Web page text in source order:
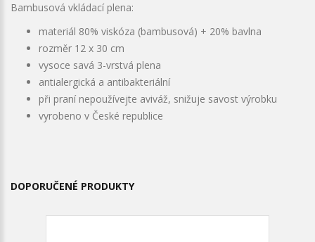
Bambusová vkládací plena:
materiál 80% viskóza (bambusová) + 20% bavlna
rozměr 12 x 30 cm
vysoce savá 3-vrstvá plena
antialergická a antibakteriální
při praní nepoužívejte aviváž, snižuje savost výrobku
vyrobeno v České republice
DOPORUČENÉ PRODUKTY